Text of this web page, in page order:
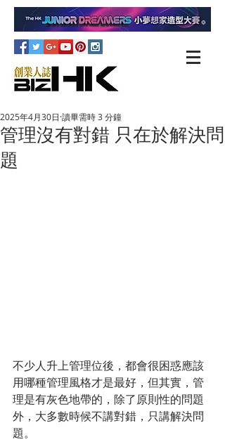
管理沒有對錯 只在於解決問
題
2025年4月30日 讀畢需時 3 分鐘
不少人升上管理位後，都會很困惑應該
用哪種管理風格才是最好，但其實，管
理是有灰色地帶的，除了原則性的問題
外，大多數時候不講對錯，只講解決問
題。